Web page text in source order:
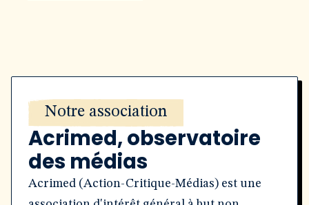
Notre association
Acrimed, observatoire
des médias
Acrimed (Action-Critique-Médias) est une